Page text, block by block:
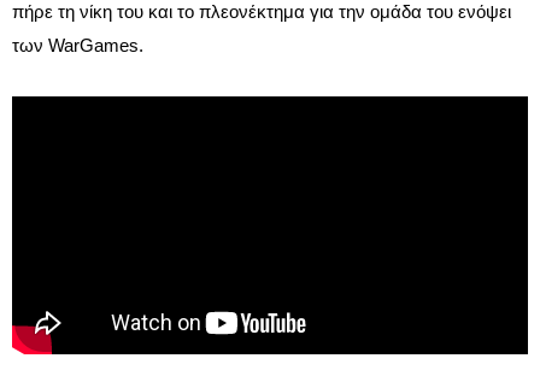
πήρε τη νίκη του και το πλεονέκτημα για την ομάδα του ενόψει
των WarGames.